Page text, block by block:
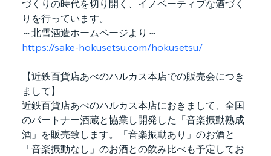
づくりの時代を切り開く、イノベーティブな酒づく
りを行っています。
～北雪酒造ホームページより～
https://sake-hokusetsu.com/hokusetsu/
【近鉄百貨店あべのハルカス本店での販売会につき
まして】
近鉄百貨店あべのハルカス本店におきまして、全国
のパートナー酒蔵と協業し開発した「音楽振動熟成
酒」を販売致します。「音楽振動あり」のお酒と
「音楽振動なし」のお酒との飲み比べも予定してお